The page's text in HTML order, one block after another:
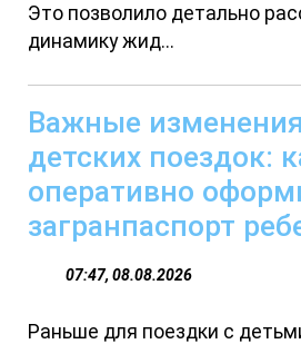
Это позволило детально
динамику жид...
Важные
детских поездок:
оперативно
загранпаспорт
07:47, 08.08.2026
Раньше для поездки с